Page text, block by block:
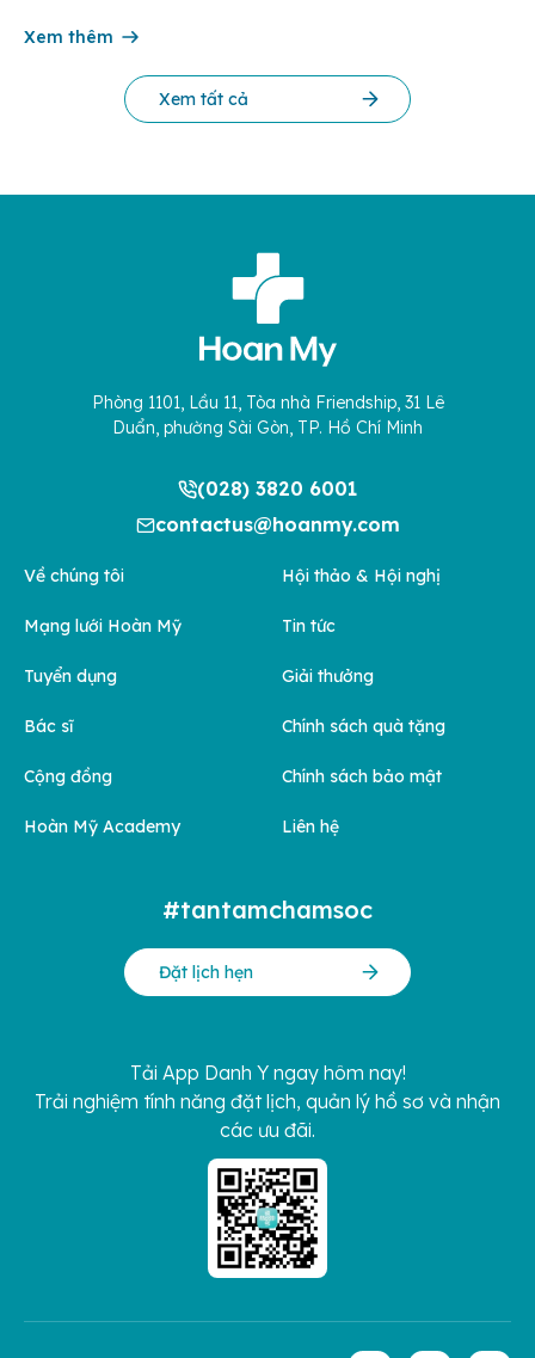
cứu Phát triển Doanh nghiệp Châu Á […]
Xem thêm
Xem tất cả
Phòng 1101, Lầu 11, Tòa nhà Friendship, 31 Lê
Duẩn, phường Sài Gòn, TP. Hồ Chí Minh
(028) 3820 6001
contactus@hoanmy.com
Về chúng tôi
Mạng lưới Hoàn Mỹ
Tuyển dụng
Bác sĩ
Cộng đồng
Hoàn Mỹ Academy
Hội thảo & Hội nghị
Tin tức
Giải thưởng
Chính sách quà tặng
Chính sách bảo mật
Liên hệ
#tantamchamsoc
Đặt lịch hẹn
Tải App Danh Y ngay hôm nay!
Trải nghiệm tính năng đặt lịch, quản lý hồ sơ và nhận
các ưu đãi.